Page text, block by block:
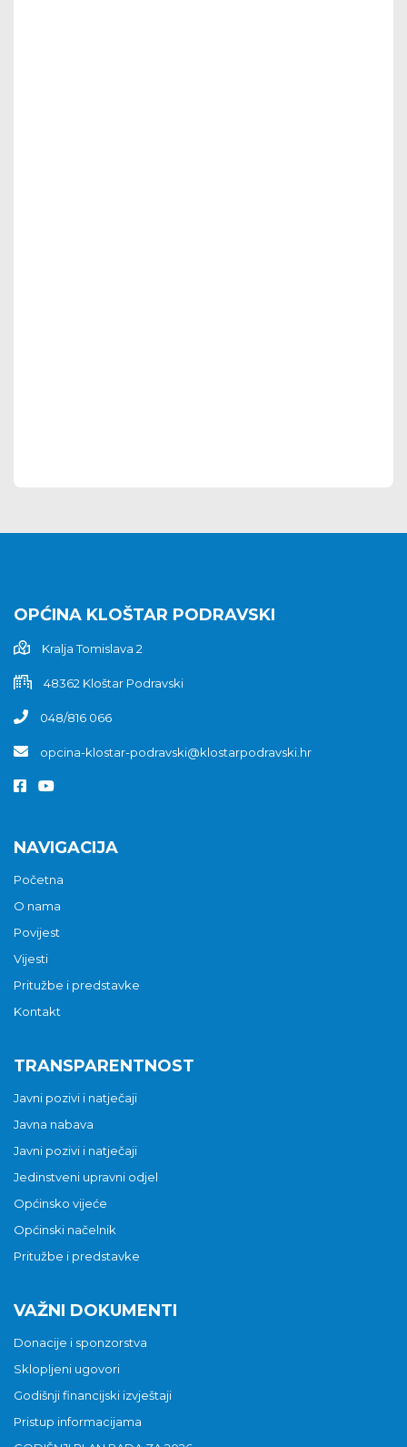
OPĆINA KLOŠTAR PODRAVSKI
Kralja Tomislava 2
48362 Kloštar Podravski
048/816 066
opcina-klostar-podravski@klostarpodravski.hr
NAVIGACIJA
Početna
O nama
Povijest
Vijesti
Pritužbe i predstavke
Kontakt
TRANSPARENTNOST
Javni pozivi i natječaji
Javna nabava
Javni pozivi i natječaji
Jedinstveni upravni odjel
Općinsko vijeće
Općinski načelnik
Pritužbe i predstavke
VAŽNI DOKUMENTI
Donacije i sponzorstva
Sklopljeni ugovori
Godišnji financijski izvještaji
Pristup informacijama